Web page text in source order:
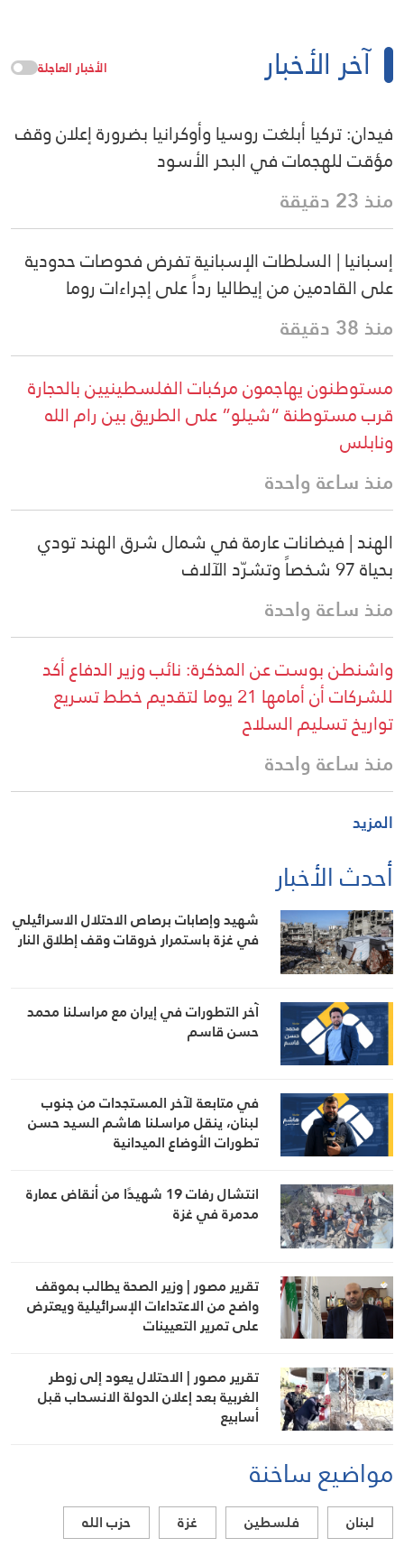
آخر الأخبار الأخبار العاجلة
فيدان: تركيا أبلغت روسيا وأوكرانيا بضرورة إعلان وقف
مؤقت للهجمات في البحر الأسود
منذ 23 دقيقة
إسبانيا | السلطات الإسبانية تفرض فحوصات حدودية
على القادمين من إيطاليا رداً على إجراءات روما
منذ 38 دقيقة
مستوطنون يهاجمون مركبات الفلسطينيين بالحجارة
قرب مستوطنة “شيلو” على الطريق بين رام الله
ونابلس
منذ ساعة واحدة
الهند | فيضانات عارمة في شمال شرق الهند تودي
بحياة 97 شخصاً وتشرّد الآلاف
منذ ساعة واحدة
واشنطن بوست عن المذكرة: نائب وزير الدفاع أكد
للشركات أن أمامها 21 يوما لتقديم خطط تسريع
تواريخ تسليم السلاح
منذ ساعة واحدة
المزيد
أحدث الأخبار
شهيد وإصابات برصاص الاحتلال الاسرائيلي
في غزة باستمرار خروقات وقف إطلاق النار
آخر التطورات في إيران مع مراسلنا محمد
حسن قاسم
في متابعة لآخر المستجدات من جنوب
لبنان، ينقل مراسلنا هاشم السيد حسن
تطورات الأوضاع الميدانية
انتشال رفات 19 شهيدًا من أنقاض عمارة
مدمرة في غزة
تقرير مصور | وزير الصحة يطالب بموقف
واضح من الاعتداءات الإسرائيلية ويعترض
على تمرير التعيينات
تقرير مصور | الاحتلال يعود إلى زوطر
الغربية بعد إعلان الدولة الانسحاب قبل
أسابيع
مواضيع ساخنة
لبنان فلسطين غزة
حزب الله